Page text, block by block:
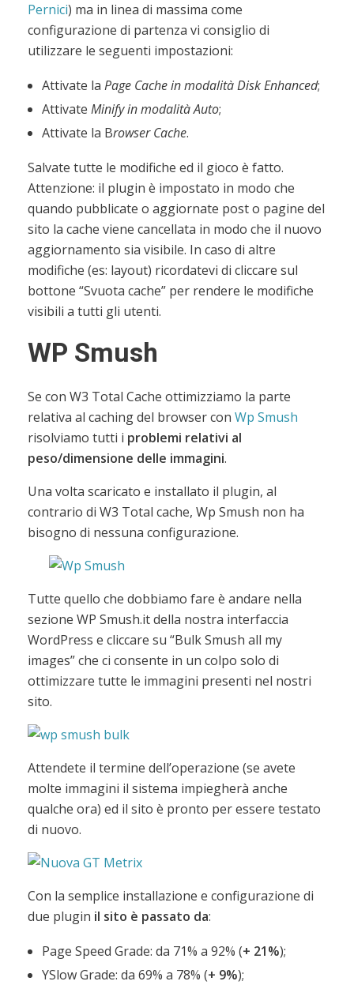
Pernici) ma in linea di massima come
configurazione di partenza vi consiglio di
utilizzare le seguenti impostazioni:
Attivate la Page Cache in modalità Disk Enhanced;
Attivate Minify in modalità Auto;
Attivate la Browser Cache.
Salvate tutte le modifiche ed il gioco è fatto.
Attenzione: il plugin è impostato in modo che
quando pubblicate o aggiornate post o pagine del
sito la cache viene cancellata in modo che il nuovo
aggiornamento sia visibile. In caso di altre
modifiche (es: layout) ricordatevi di cliccare sul
bottone “Svuota cache” per rendere le modifiche
visibili a tutti gli utenti.
WP Smush
Se con W3 Total Cache ottimizziamo la parte
relativa al caching del browser con Wp Smush
risolviamo tutti i problemi relativi al
peso/dimensione delle immagini.
Una volta scaricato e installato il plugin, al
contrario di W3 Total cache, Wp Smush non ha
bisogno di nessuna configurazione.
Tutte quello che dobbiamo fare è andare nella
sezione WP Smush.it della nostra interfaccia
WordPress e cliccare su “Bulk Smush all my
images” che ci consente in un colpo solo di
ottimizzare tutte le immagini presenti nel nostri
sito.
Attendete il termine dell’operazione (se avete
molte immagini il sistema impiegherà anche
qualche ora) ed il sito è pronto per essere testato
di nuovo.
Con la semplice installazione e configurazione di
due plugin il sito è passato da:
Page Speed Grade: da 71% a 92% (+ 21%);
YSlow Grade: da 69% a 78% (+ 9%);